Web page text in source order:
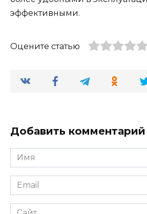
эффективными.
Оцените статью
Добавить комментарий
Имя
*
Email
*
Сайт